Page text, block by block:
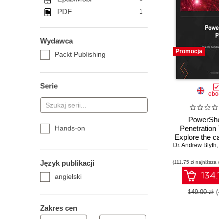
PDF 1
Wydawca
Packt Publishing
Serie
Hands-on
Język publikacji
angielski
Zakres cen
Promocja
Penetration
Explore the
of
multiple
Dr. Andrew Blyth,
(111,75 zł
149.00 zł